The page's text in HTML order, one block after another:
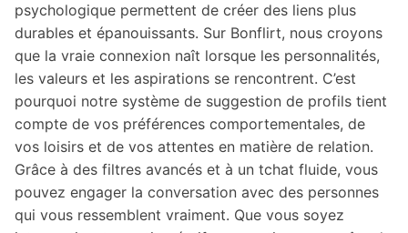
psychologique permettent de créer des liens plus
durables et épanouissants. Sur Bonflirt, nous croyons
que la vraie connexion naît lorsque les personnalités,
les valeurs et les aspirations se rencontrent. C’est
pourquoi notre système de suggestion de profils tient
compte de vos préférences comportementales, de
vos loisirs et de vos attentes en matière de relation.
Grâce à des filtres avancés et à un tchat fluide, vous
pouvez engager la conversation avec des personnes
qui vous ressemblent vraiment. Que vous soyez